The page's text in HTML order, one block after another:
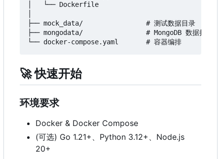
│   └── Dockerfile
├── mock_data/                # 测试数据目录
├── mongodata/                # MongoDB 数据持久化
🚀快速开始
环境要求
Docker & Docker Compose
(可选) Go 1.21+、Python 3.12+、Node.js
20+